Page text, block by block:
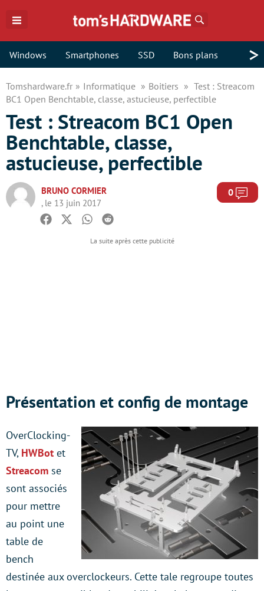
Windows Smartphones SSD Bons plans >
Tomshardware.fr Informatique Boitiers
Test : Streacom
BC1 Open Benchtable, classe, astucieuse, perfectible
Test : Streacom BC1 Open
Benchtable, classe,
astucieuse, perfectible
BRUNO CORMIER
, le 13 juin 2017
0
Facebook
TwitterWhatsapp
Reddit
Présentation et config de montage
OverClocking-
TV, HWBot et
Streacom se
sont associés
pour mettre
au point une
table de
bench
destinée aux overclockeurs. Cette tale regroupe toutes